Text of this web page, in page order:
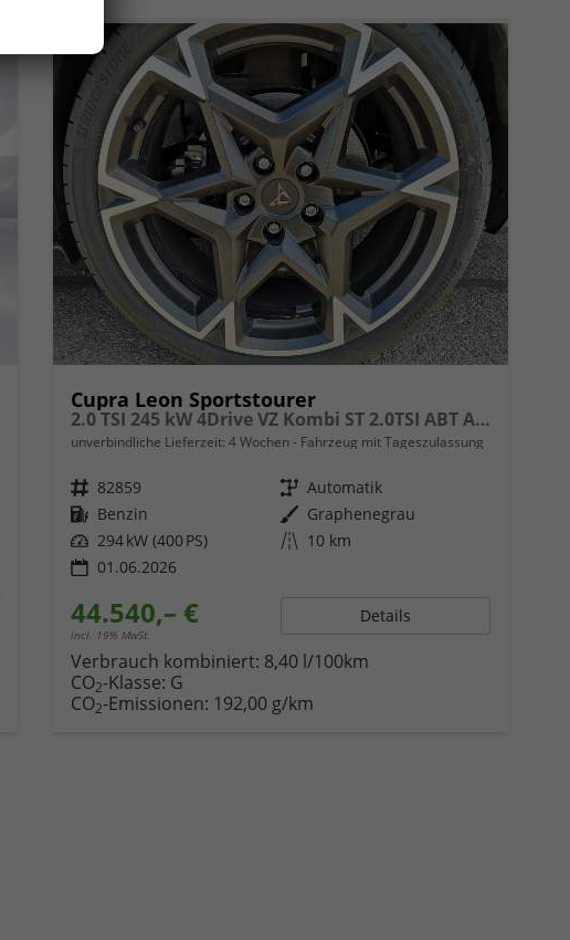
Cupra Leon Sportstourer
2.0 TSI 245 kW 4Drive VZ Kombi ST 2.0TSI ABT AHK Sound ACC Pano
unverbindliche Lieferzeit: 4 Wochen Fahrzeug mit Tageszulassung
Fahrzeugnr. 82859 Getriebe Automatik
Kraftstoff Benzin Außenfarbe Graphenegrau
Leistung 294 kW (400 PS) Kilometerstand 10 km
01.06.2026
44.540,– €
incl. 19% MwSt.
Details
Verbrauch kombiniert: 8,40 l/100km
CO2-Klasse: G
CO2-Emissionen: 192,00 g/km